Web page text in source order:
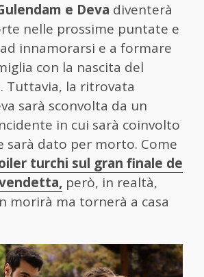
e Deva diventerà
nelle prossime puntate e
innamorarsi e a formare
con la nascita del
Tuttavia, la ritrovata
sarà sconvolta da un
in cui sarà coinvolto
sarà dato per morto. Come
turchi sul gran finale de
però, in realtà,
morirà ma tornerà a casa